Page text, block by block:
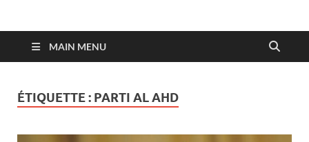
MAIN MENU
ÉTIQUETTE : PARTI AL AHD